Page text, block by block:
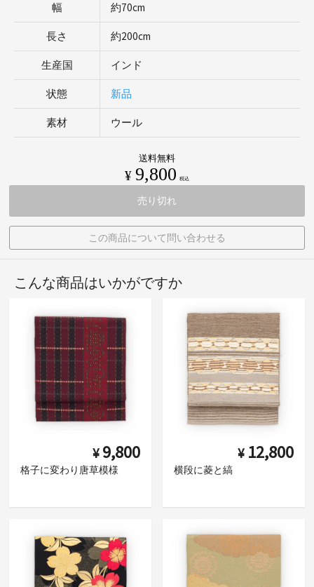
幅 約70cm
長さ 約200cm
生産国 インド
状態 新品
素材 ウール
送料無料
¥9,800 税込
売り切れ
この商品について問い合わせる
こんな商品はいかがですか
¥ 9,800
格子に変わり唐草模様
¥ 12,800
横段に菱と縞